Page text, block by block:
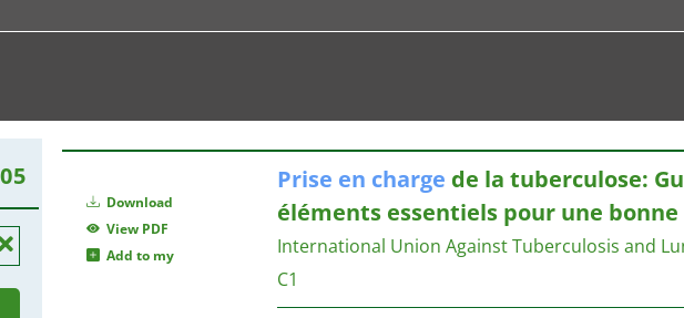
Download
View PDF
Add to my
Prise en charge de la tuberculose:
éléments essentiels pour une
International Union Against Tuberculosis and
C1